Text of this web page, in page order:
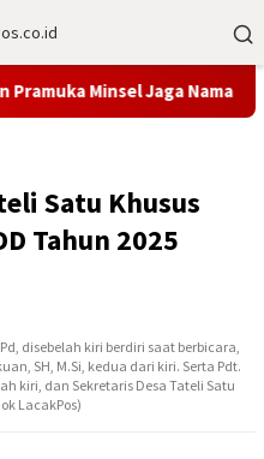
Minsel Jaga Nama
Satu Khusus
Tahun 2025
disebelah kiri berdiri saat berbicara,
SH, M.Si, kedua dari kiri. Serta Pdt.
kiri, dan Sekretaris Desa Tateli Satu
LacakPos)